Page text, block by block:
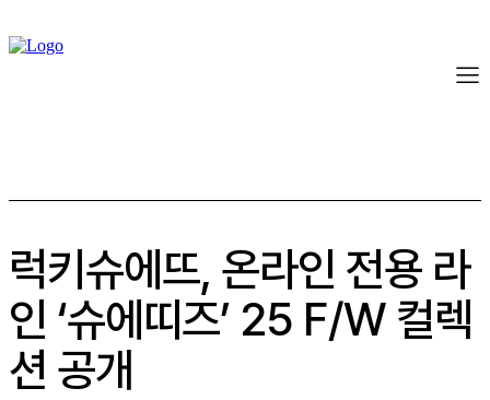
럭키슈에뜨, 온라인 전용 라
인 ‘슈에띠즈’ 25 F/W 컬렉
션 공개